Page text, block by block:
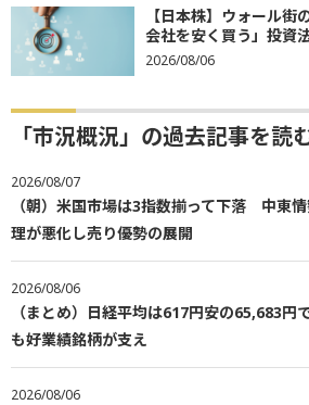
【日本株】ウォール
会社を安く買う」投資
2026/08/06
「市況概況」の過去記事を読
2026/08/07
（朝）米国市場は3指数揃って下落 中東
理が悪化し売り優勢の展開
2026/08/06
（まとめ）日経平均は617円安の65,683
も好業績銘柄が支え
2026/08/06